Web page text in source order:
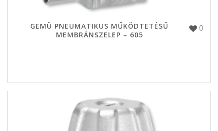
0
GEMÜ PNEUMATIKUS MŰKÖDTETÉSŰ
MEMBRÁNSZELEP – 605